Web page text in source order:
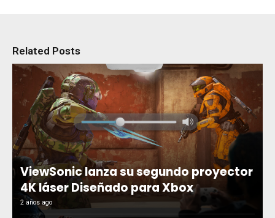
Related Posts
ViewSonic lanza su segundo proyector
4K láser Diseñado para Xbox
2 años ago